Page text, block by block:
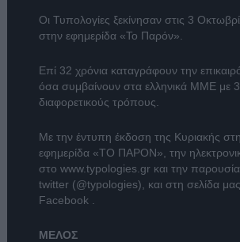
Οι Τυπολογίες ξεκίνησαν στις 3
στην εφημερίδα «Το Παρόν».
Επί 32 χρόνια καταγράφουν την
όσα συμβαίνουν στα ελληνικά ΜΜΕ με 3
διαφορετικούς τρόπους.
Με την έντυπη έκδοση της Κυριακής
εφημερίδα «ΤΟ ΠΑΡΟΝ» , την
στο www.typologies.grκαι την
twitter (@typologies) , και στη σελίδα
Facebook
ΜΕΛΟΣ